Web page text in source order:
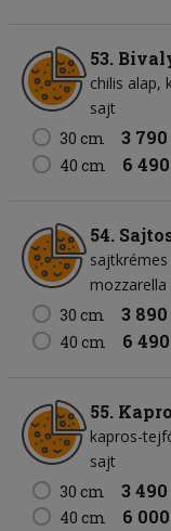
53.
chilis alap
sajt
30 cm
3
40 cm 6
54.
sajtkrémes
30 cm
3
40 cm 6
55.
kapros-
sajt
30 cm
3
40 cm 6